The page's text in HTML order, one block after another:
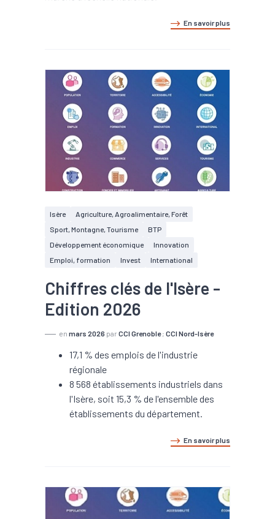
En savoir plus
Isère
Agriculture, Agroalimentaire, Forêt
Sport, Montagne, Tourisme
BTP
Développement économique
Innovation
Emploi, formation
Invest International
Chiffres clés de l'Isère -
Edition 2026
en mars 2026 par CCI Grenoble; CCI Nord-Isère
17,1 % des emplois de l'industrie
régionale
8 568 établissements industriels dans
l'Isère, soit 15,3 % de l'ensemble des
établissements du département.
En savoir plus